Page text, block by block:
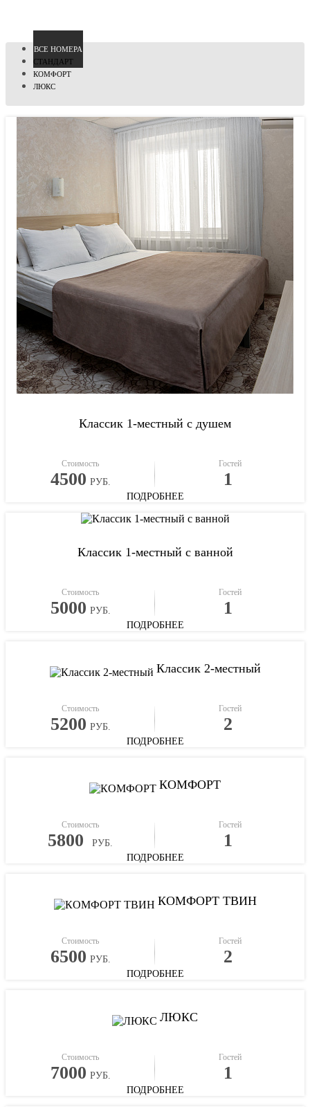
ВCЕ НОМЕРА
СТАНДАРТ
КОМФОРТ
ЛЮКС
Классик 1-местный с душем
Стоимость
4500 РУБ.
Гостей
1
ПОДРОБНЕЕ
Классик 1-местный с ванной
Стоимость
5000 РУБ.
Гостей
1
ПОДРОБНЕЕ
Классик 2-местный
Стоимость
5200 РУБ.
Гостей
2
ПОДРОБНЕЕ
КОМФОРТ
Стоимость
5800 РУБ.
Гостей
1
ПОДРОБНЕЕ
КОМФОРТ ТВИН
Стоимость
6500 РУБ.
Гостей
2
ПОДРОБНЕЕ
ЛЮКС
Стоимость
7000 РУБ.
Гостей
1
ПОДРОБНЕЕ